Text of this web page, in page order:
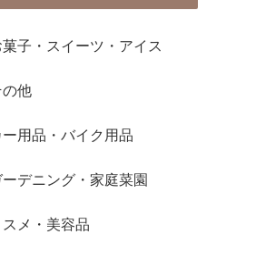
子・スイーツ・アイス
の他
用品・バイク用品
デニング・家庭菜園
メ・美容品